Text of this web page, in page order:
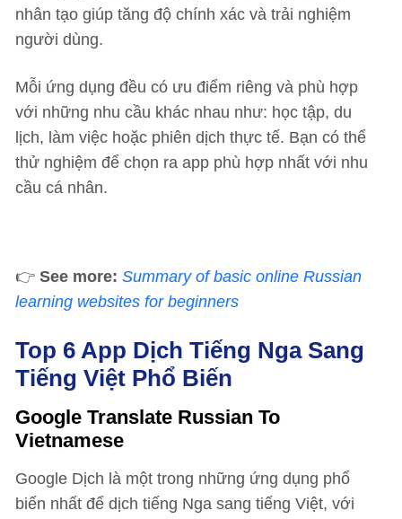
nhân tạo giúp tăng độ chính xác và trải nghiệm
người dùng.
Mỗi ứng dụng đều có ưu điểm riêng và phù hợp
với những nhu cầu khác nhau như: học tập, du
lịch, làm việc hoặc phiên dịch thực tế. Bạn có thể
thử nghiệm để chọn ra app phù hợp nhất với nhu
cầu cá nhân.
👉 See more: Summary of basic online Russian
learning websites for beginners
Top 6 App Dịch Tiếng Nga Sang
Tiếng Việt Phổ Biến
Google Translate Russian To
Vietnamese
Google Dịch là một trong những ứng dụng phổ
biến nhất để dịch tiếng Nga sang tiếng Việt, với